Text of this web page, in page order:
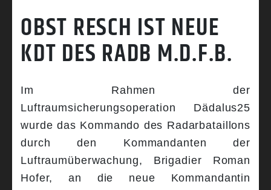
OBST RESCH IST NEUE
KDT DES RADB M.D.F.B.
Im Rahmen der
Luftraumsicherungsoperation Dädalus25
wurde das Kommando des Radarbataillons
durch den Kommandanten der
Luftraumüberwachung, Brigadier Roman
Hofer, an die neue Kommandantin